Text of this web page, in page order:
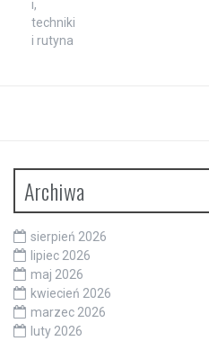
Archiwa
sierpień 2026
lipiec 2026
maj 2026
kwiecień 2026
marzec 2026
luty 2026